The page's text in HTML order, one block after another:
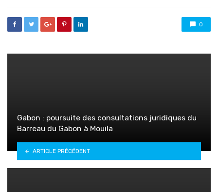
0
Gabon : poursuite des consultations juridiques du
Barreau du Gabon à Mouila
ARTICLE PRÉCÉDENT